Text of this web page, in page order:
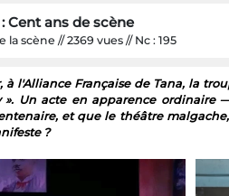
Cent ans de scène
la scène // 2369 vues // Nc : 195
à l'Alliance Française de Tana, la
». Un acte en apparence ordinaire
et que le théâtre
?